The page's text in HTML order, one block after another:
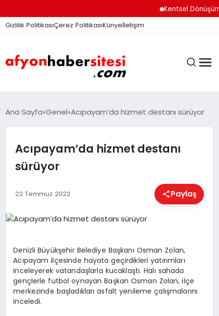
Kentsel Dönüşüm Ofisi
Gizlilik PolitikasıÇerez PolitikasıKünyeİletişim
ANASAYFA
GÜNDEM
EĞITIM
EKONOMI
HABERLER
Ana Sayfa Genel Acıpayam’da hizmet destanı sürüyor
Acıpayam’da hizmet destanı
sürüyor
22 Temmuz 2022 Paylaş
Denizli Büyükşehir Belediye Başkanı Osman Zolan,
Acıpayam ilçesinde hayata geçirdikleri yatırımları
inceleyerek vatandaşlarla kucaklaştı. Halı sahada
gençlerle futbol oynayan Başkan Osman Zolan, ilçe
merkezinde başladıkları asfalt yenileme çalışmalarını
inceledi.